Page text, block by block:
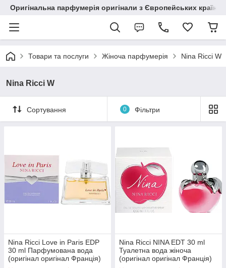
Оригінальна парфумерія оригінали з Європейських країн
Товари та послуги Жіноча парфумерія Nina Ricci W
Nina Ricci W
Сортування 0 Фільтри
Nina Ricci Love in Paris EDP
30 ml Парфумована вода
(оригінал оригінал Франція)
Nina Ricci NINA EDT 30 ml
Туалетна вода жіноча
(оригінал оригінал Франція)